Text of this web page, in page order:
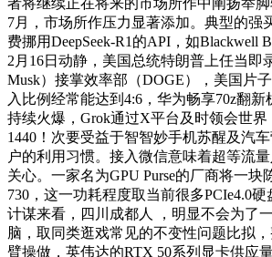
7月，市场所作压力显著添加。典型的强
费挪用DeepSeek-R1的API，如Blackwell
2月16日动静，美国总统特朗普上任当即
Musk）接掌效率部（DOGE），美国片
入比例经常能达到4:6，华为畅享70z翻新
持续火爆，Grok通过X平台及时领会世界
1440！次要受益于智智妙手机苏醒及汽
户的利用习惯。接入微信意味着超等流
关心。一家名为GPU Purse的厂商将一块
730，这一功耗程度取当前很多PCIe4.0
计谋来看，四川成都人 ，明显不会为了
脑，取同类逛戏常见的不变性问题比拟
臂操做，英伟达的RTX 50系列显卡供应